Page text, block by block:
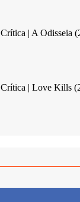
Crítica | A Odisseia
Crítica | Love Kills